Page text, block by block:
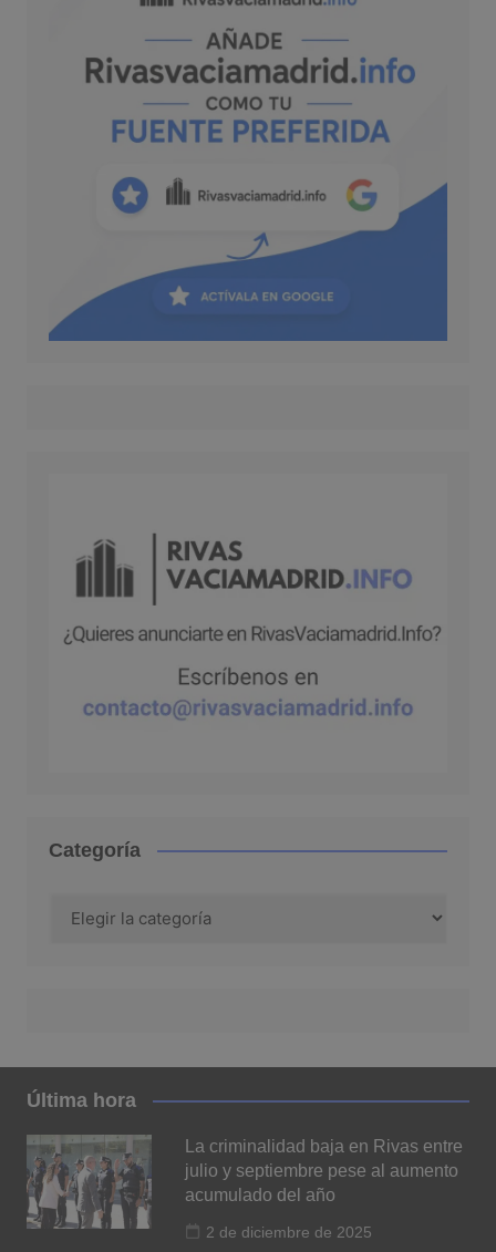
Categoría
Última hora
La criminalidad baja en Rivas entre
julio y septiembre pese al aumento
acumulado del año
2 de diciembre de 2025